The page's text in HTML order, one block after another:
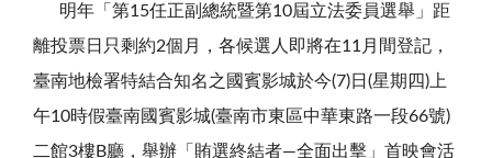
明年「第15任正副總統暨第10屆立法委員選舉」距
離投票日只剩約2個月，各候選人即將在11 月間登記，
臺南地檢署特結合知名之國賓影城於今(7)日 (星期四) 上
午10時假臺南國賓影城(臺南市東區中華東路一段66號)
二館3樓B廳，舉辦「賄選終結者—全面出擊」首映會活